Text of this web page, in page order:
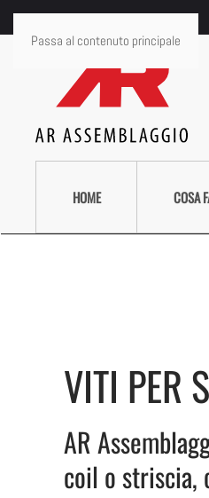
Passa al contenuto principale
HOME COSA
VITI PER
AR
coil o striscia,